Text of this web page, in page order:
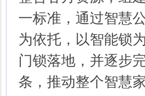
一标准，通过智慧
为依托，以智能锁
门锁落地，并逐步
条，推动整个智慧